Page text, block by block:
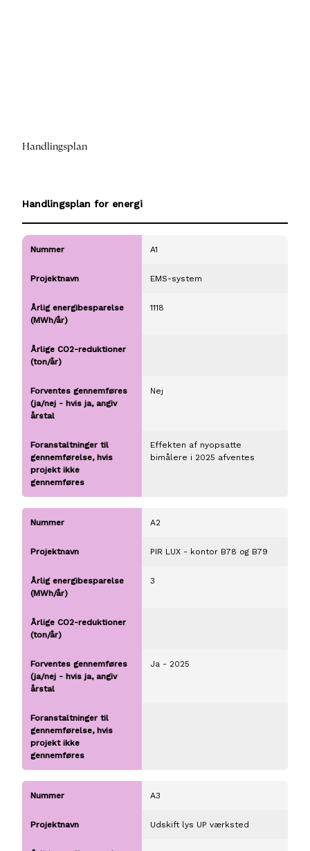
Handlingsplan
Handlingsplan for energi
A1
EMS-system
1118
Nej
Effekten af nyopsatte
bimålere i 2025 afventes
A2
PIR LUX - kontor B78 og B79
3
Ja - 2025
A3
Udskift lys UP værksted